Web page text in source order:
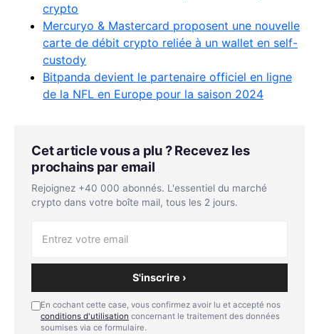
crypto
Mercuryo & Mastercard proposent une nouvelle
carte de débit crypto reliée à un wallet en self-
custody
Bitpanda devient le partenaire officiel en ligne
de la NFL en Europe pour la saison 2024
Cet article vous a plu ? Recevez les
prochains par email
Rejoignez +40 000 abonnés. L'essentiel du marché
crypto dans votre boîte mail, tous les 2 jours.
S'inscrire ›
En cochant cette case, vous confirmez avoir lu et accepté nos
conditions d'utilisation concernant le traitement des données
soumises via ce formulaire.